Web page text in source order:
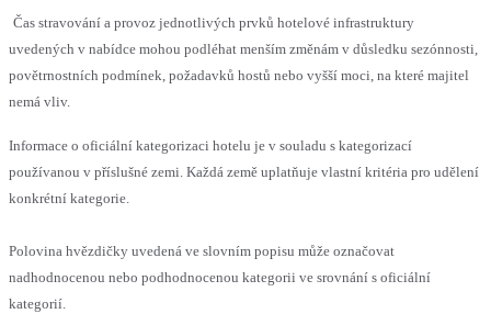
Čas stravování a provoz jednotlivých prvků hotelové infrastruktury
uvedených v nabídce mohou podléhat menším změnám v důsledku sezónnosti,
povětrnostních podmínek, požadavků hostů nebo vyšší moci, na které majitel
nemá vliv.
Informace o oficiální kategorizaci hotelu je v souladu s kategorizací
používanou v příslušné zemi. Každá země uplatňuje vlastní kritéria pro udělení
konkrétní kategorie.
Polovina hvězdičky uvedená ve slovním popisu může označovat
nadhodnocenou nebo podhodnocenou kategorii ve srovnání s oficiální
kategorií.